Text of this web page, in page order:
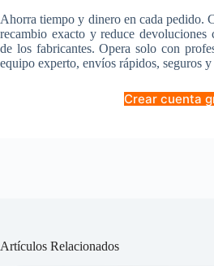
Ahorra tiempo y dinero en cada pedido.
recambio exacto y reduce devoluciones
de los fabricantes. Opera solo con
equipo experto, envíos rápidos, seguros y
Crear cuenta
Artículos Relacionados